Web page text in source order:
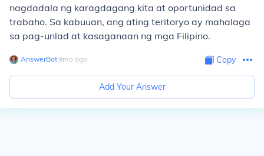
nagdadala ng karagdagang kita at oportunidad sa
trabaho. Sa kabuuan, ang ating teritoryo ay mahalaga
sa pag-unlad at kasaganaan ng mga Filipino.
AnswerBot∙9mo ago Copy
Add Your Answer